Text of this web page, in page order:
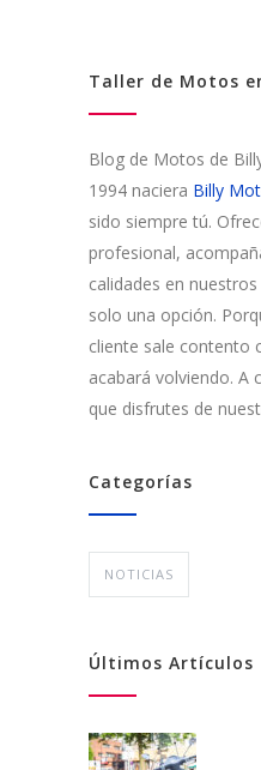
Taller de Motos
Blog de Motos de
1994 naciera Billy
sido siempre tú.
profesional,
calidades en
solo una opción.
cliente sale contento
acabará volviendo. A
que disfrutes de
Categorías
NOTICIAS
Últimos Artículos